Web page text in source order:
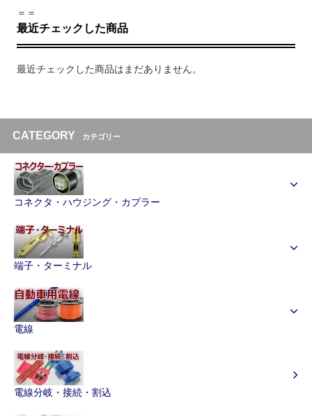
＝＝
最近チェックした商品
最近チェックした商品はまだありません。
CATEGORY カテゴリー
コネクタ・ハウジング・カプラー
端子・ターミナル
電線
電線分岐・接続・割込